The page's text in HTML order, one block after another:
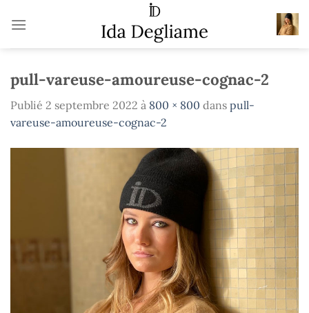
pull-vareuse-amoureuse-cognac-2
Publié 2 septembre 2022 à 800 × 800 dans pull-
vareuse-amoureuse-cognac-2